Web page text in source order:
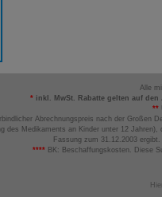
Alle
* inkl. MwSt. Rabatte gelten auf
**
Abrechnungspreis nach der Großen
des Medikaments an Kinder unter 12
Fassung zum 31.12.2003
**** BK: Beschaffungskosten. Diese